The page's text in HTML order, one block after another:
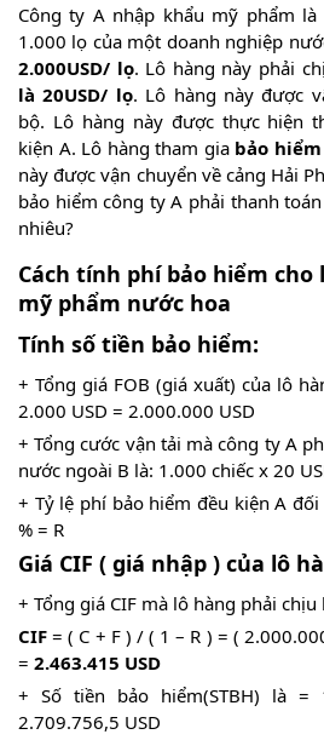
Công ty A nhập khẩu mỹ phẩm
1.000 lọ của một doanh nghiệp
2.000USD/ lọ. Lô hàng này phải
là 20USD/ lọ. Lô hàng này được
bộ. Lô hàng này được thực hiện
kiện A. Lô hàng tham gia bảo hiểm
này được vận chuyển về cảng Hải
bảo hiểm công ty A phải thanh
nhiêu?
Cách tính phí bảo hiểm
mỹ phẩm nước hoa
Tính số tiền bảo hiểm:
+ Tổng giá FOB (giá xuất) của lô
2.000 USD = 2.000.000 USD
+ Tổng cước vận tải mà công ty A
nước ngoài B là: 1.000 chiếc x 20
+ Tỷ lệ phí bảo hiểm đều kiện A
% = R
Giá CIF ( giá nhập ) của lô
+ Tổng giá CIF mà lô hàng phải chịu
CIF = ( C + F ) / ( 1 – R ) = (
= 2.463.415 USD
+ Số tiền bảo hiểm(STBH) là
2.709.756,5 USD